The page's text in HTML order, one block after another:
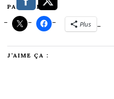
PARTAGER :
Plus
J’AIME ÇA :